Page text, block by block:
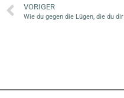
VORIGER